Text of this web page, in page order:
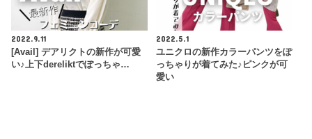
2022.9.11
[Avail] デアリクトの新作が可愛
い♪上下dereliktでぽっちゃ…
2022.5.1
ユニクロの新作カラーパンツをぽ
っちゃりが着てみた♪ピンクが可
愛い